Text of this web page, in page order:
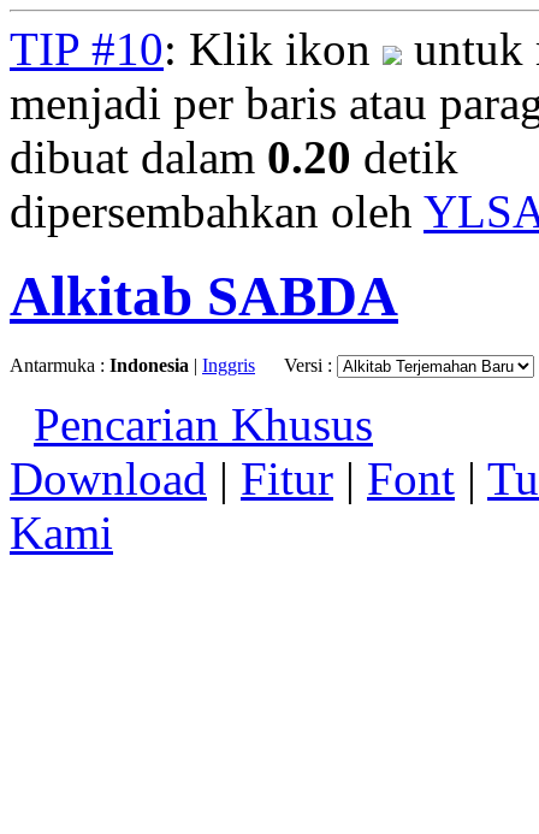
TIP #10: Klik ikon
untuk
menjadi per baris atau
dibuat dalam 0.20 detik
dipersembahkan oleh
Alkitab SABDA
Antarmuka : Indonesia | Inggris Versi :
Pencarian Khusus
Download | Fitur | Font |
Kami